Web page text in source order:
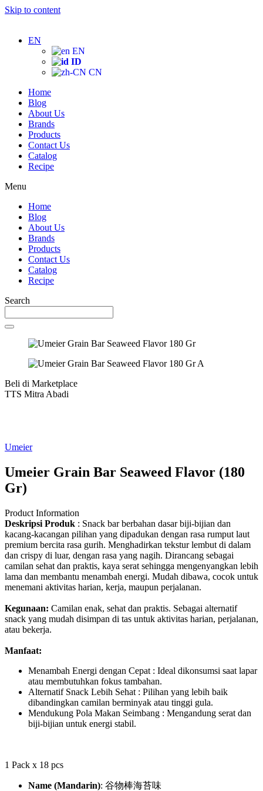
Skip to content
EN
EN
ID
CN
Home
Blog
About Us
Brands
Products
Contact Us
Catalog
Recipe
Menu
Home
Blog
About Us
Brands
Products
Contact Us
Catalog
Recipe
Search
Beli di Marketplace
TTS Mitra Abadi
Umeier
Umeier Grain Bar Seaweed Flavor (180
Gr)
Product Information
Deskripsi Produk : Snack bar berbahan dasar biji-bijian dan
kacang-kacangan pilihan yang dipadukan dengan rasa rumput laut
premium bercita rasa gurih. Menghadirkan tekstur lembut di dalam
dan crispy di luar, dengan rasa yang nagih. Dirancang sebagai
camilan sehat dan praktis, kaya serat sehingga mengenyangkan lebih
lama dan membantu menambah energi. Mudah dibawa, cocok untuk
menemani aktivitas harian, kerja, maupun perjalanan.
Kegunaan: Camilan enak, sehat dan praktis. Sebagai alternatif
snack yang mudah disimpan di tas untuk aktivitas harian, perjalanan,
atau bekerja.
Manfaat:
Menambah Energi dengan Cepat : Ideal dikonsumsi saat lapar
atau membutuhkan fokus tambahan.
Alternatif Snack Lebih Sehat : Pilihan yang lebih baik
dibandingkan camilan berminyak atau tinggi gula.
Mendukung Pola Makan Seimbang : Mengandung serat dan
biji-bijian untuk energi stabil.
1 Pack x 18 pcs
Name (Mandarin): 谷物棒海苔味